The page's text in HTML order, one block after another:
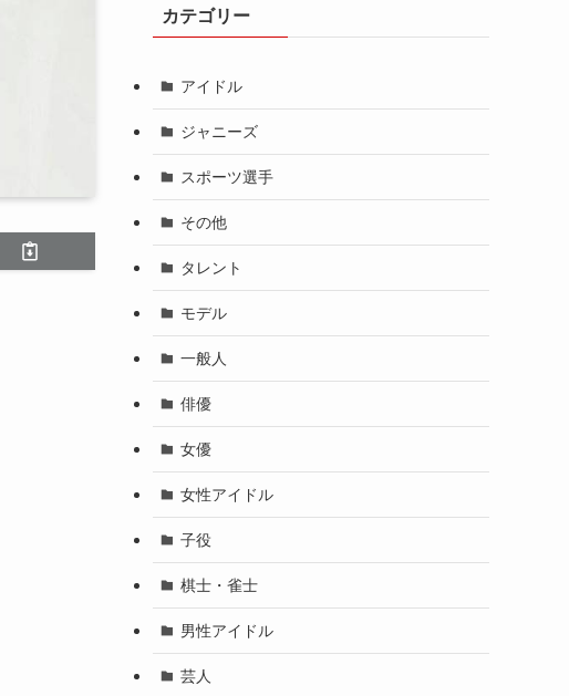
カテゴリー
アイドル
ジャニーズ
スポーツ選手
その他
タレント
モデル
一般人
俳優
女優
女性アイドル
子役
棋士・雀士
男性アイドル
芸人